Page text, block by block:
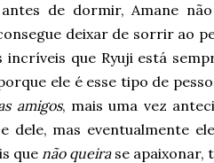
de dormir, Amane
deixar de sorrir ao
incríveis que Ryuji está
ele é esse tipo de
amigos, mais uma vez
dele, mas eventualmente
que não queirase apaixonar,